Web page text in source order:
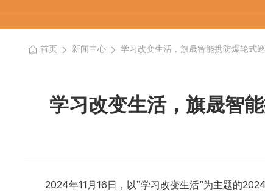
首页 新闻中心 学习改变生活，旗晟智能携防爆轮式
学习改变生活，旗晟智
2024年11月16日，以“学习改变生活”为主题的